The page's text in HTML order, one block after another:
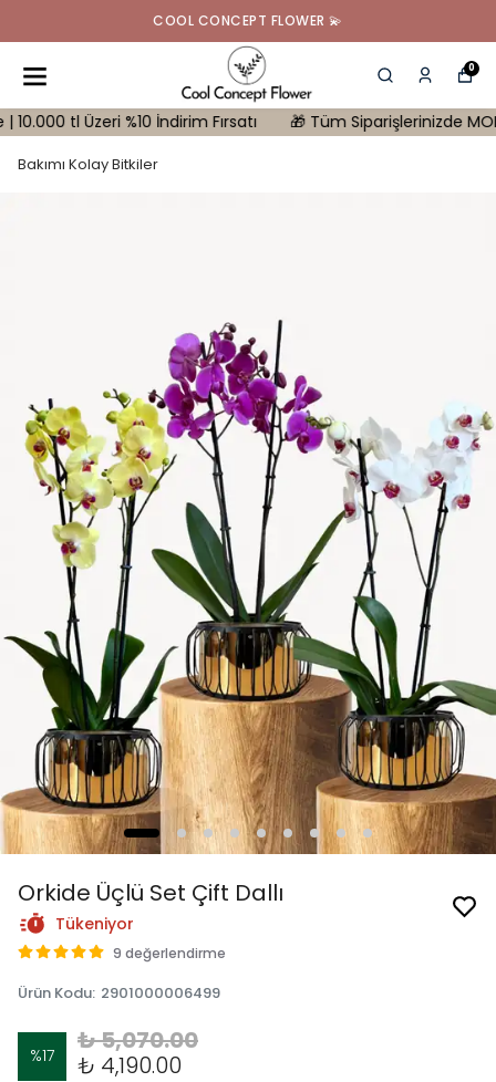
COOL CONCEPT FLOWER 💫
0
tl Üzeri %10 İndirim Fırsatı 🎁 Tüm Siparişlerinizde
Bakımı Kolay Bitkiler
Orkide Üçlü Set Çift Dallı
Tükeniyor
9 değerlendirme
Ürün Kodu: 2901000006499
%17
₺ 5,070.00
₺ 4,190.00